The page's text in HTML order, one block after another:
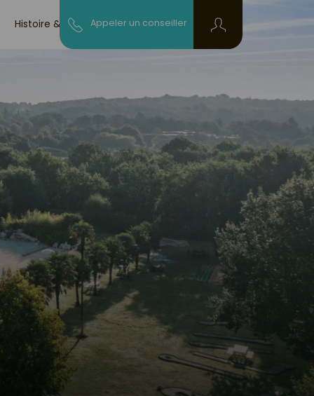
Histoire & blog Appeler un conseiller